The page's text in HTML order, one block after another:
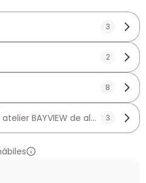
3
2
8
BAYVIEW de aluminio
3